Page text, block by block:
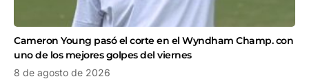
Cameron Young pasó el corte en el Wyndham Champ. con
uno de los mejores golpes del viernes
8 de agosto de 2026